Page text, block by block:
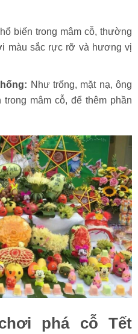
biến trong mâm cỗ, thường
màu sắc rực rỡ và hương vị
Như trống, mặt nạ, ông
mâm cỗ, để thêm phần
phá cỗ Tết